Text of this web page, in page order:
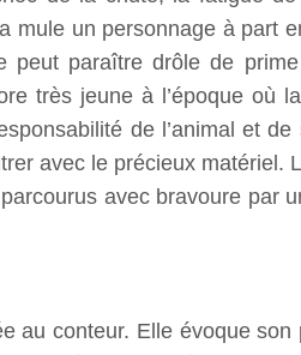
mule un personnage à part
peut paraître drôle de
très jeune à l’époque où
de l’animal et
avec le précieux matériel.
avec bravoure par
au conteur. Elle évoque